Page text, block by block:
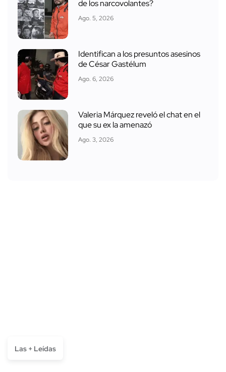
de los narcovolantes?
Ago. 5, 2026
Identifican a los presuntos asesinos
de César Gastélum
Ago. 6, 2026
Valeria Márquez reveló el chat en el
que su ex la amenazó
Ago. 3, 2026
Las + Leídas